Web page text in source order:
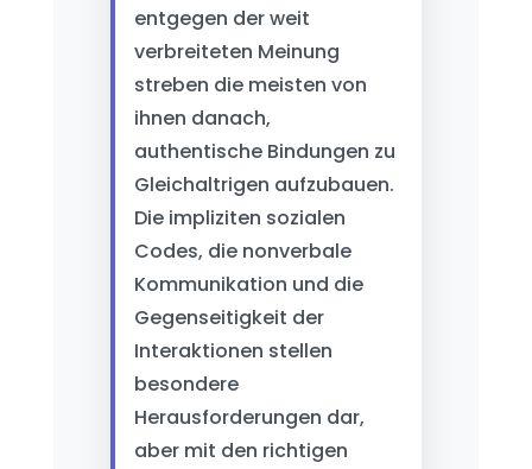
entgegen der weit
verbreiteten Meinung
streben die meisten von
ihnen danach,
authentische Bindungen zu
Gleichaltrigen aufzubauen.
Die impliziten sozialen
Codes, die nonverbale
Kommunikation und die
Gegenseitigkeit der
Interaktionen stellen
besondere
Herausforderungen dar,
aber mit den richtigen